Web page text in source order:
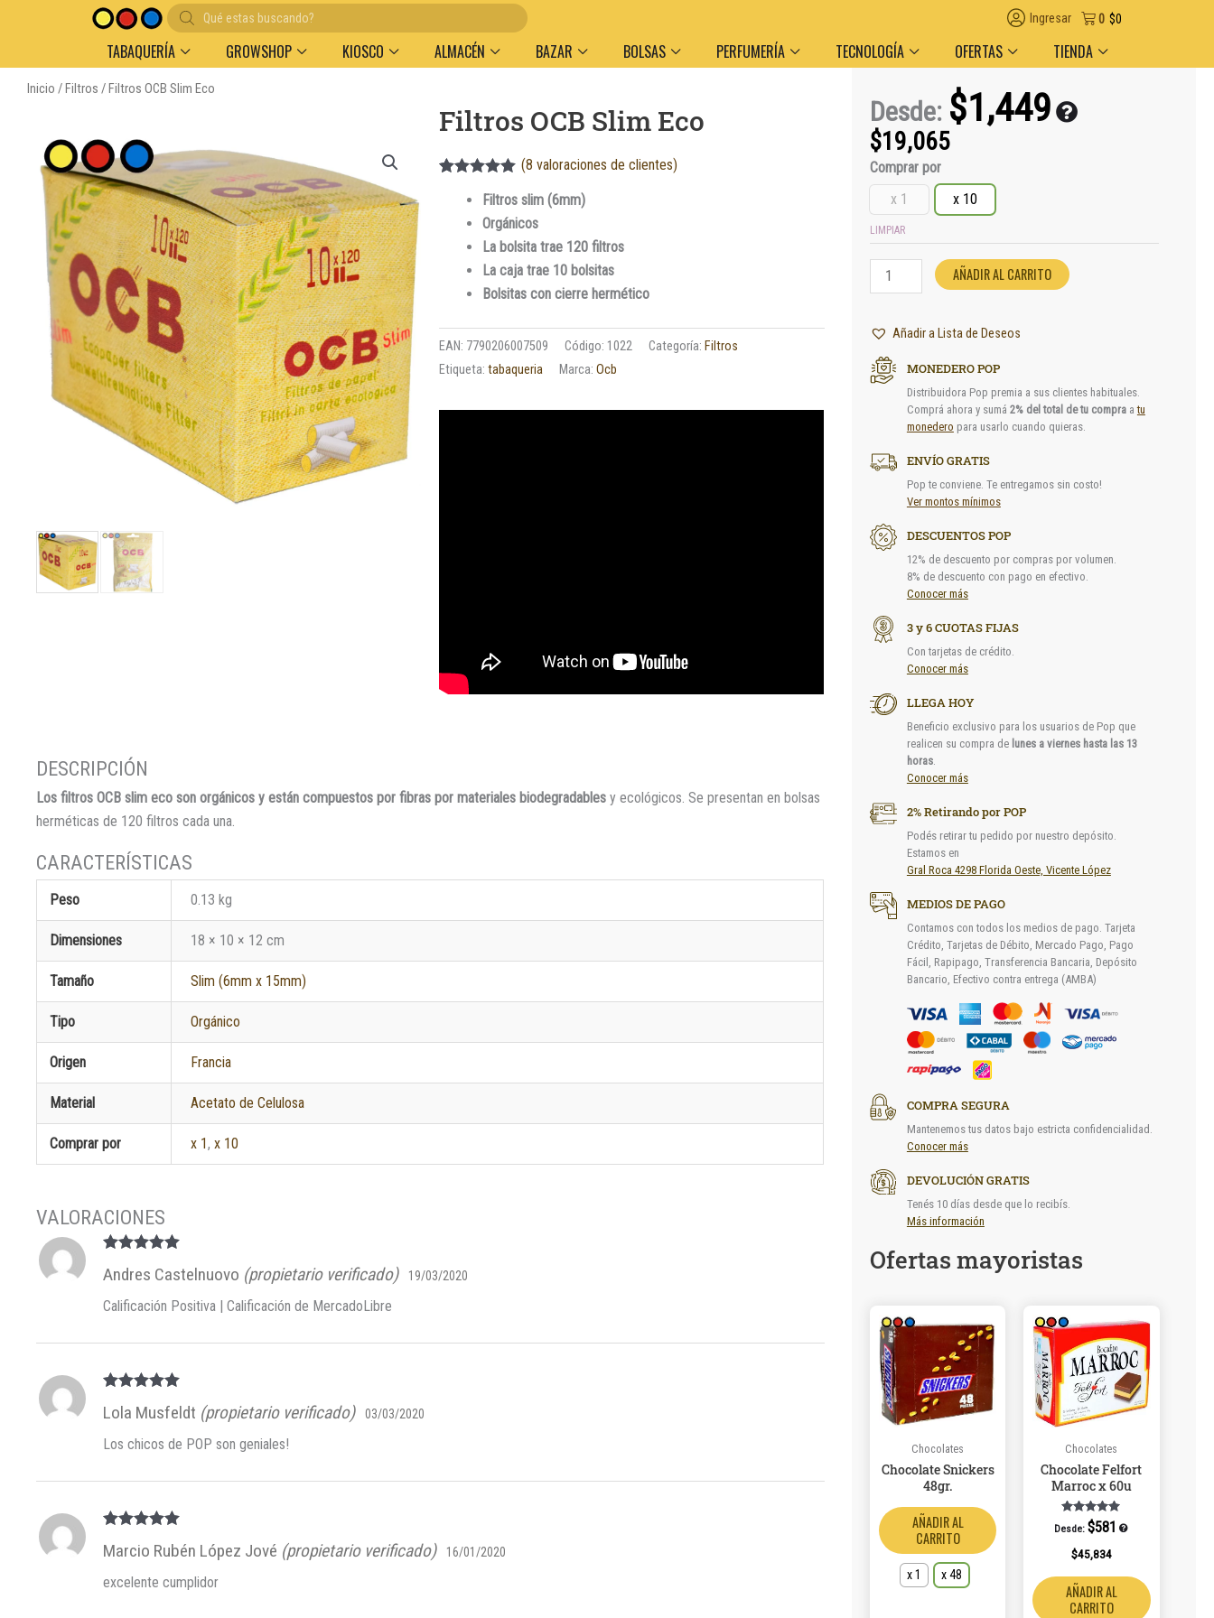
Búsqueda
de
productos
Descuento por volumen y medio de pago
$0
0
Ingresar
TABAQUERÍA GROWSHOP KIOSCO ALMACÉN BAZAR BOLSAS PERFUMERÍA TECNOLOGÍA OFERTAS TIENDA
Inicio /Filtros / Filtros OCB Slim Eco
Filtros OCB Slim Eco
sobre
5 basado en
puntuaciones
de clientes
(8 valoraciones de clientes)
Filtros slim (6mm)
Orgánicos
La bolsita trae 120 filtros
La caja trae 10 bolsitas
Bolsitas con cierre hermético
EAN: 7790206007509 Código: 1022 Categoría: Filtros
Etiqueta: tabaqueria Marca:Ocb
Los filtros OCB slim eco son orgánicos y están compuestos por fibras por materiales biodegradables y ecológicos. Se presentan en bolsas
herméticas de 120 filtros cada una.
Peso 0.13 kg
Dimensiones 18 × 10 × 12 cm
Tamaño Slim (6mm x 15mm)
Tipo Orgánico
Origen Francia
Material Acetato de Celulosa
Comprar por x 1,x 10
5de 5
Andres Castelnuovo (propietario verificado) 19/03/2020
Calificación Positiva | Calificación de MercadoLibre
5de 5
Lola Musfeldt (propietario verificado) 03/03/2020
Los chicos de POP son geniales!
5de 5
Marcio Rubén López Jové (propietario verificado) 16/01/2020
excelente cumplidor
Desde: $1,449
$19,065
Comprar por
x 1
x 10
LIMPIAR
Filtros
OCB
Slim
cantidad
AÑADIR AL CARRITO
Añadir a Lista de Deseos
MONEDERO POP
Distribuidora Pop premia a sus clientes habituales.
Comprá ahora y sumá 2% del total de tu compraatu
monedero para usarlo cuando quieras.
ENVÍO GRATIS
Pop te conviene. Te entregamos sin costo!
Ver montos mínimos
DESCUENTOS POP
12% de descuento por compras por volumen.
8% de descuento con pago en efectivo.
Conocer más
3 y 6 CUOTAS FIJAS
Con tarjetas de crédito.
Conocer más
LLEGA HOY
Beneficio exclusivo para los usuarios de Pop que
realicen su compra de lunes a viernes hasta las 13
horas.
Conocer más
2% Retirando por POP
Podés retirar tu pedido por nuestro depósito.
Estamos en
Gral Roca 4298 Florida Oeste, Vicente López
MEDIOS DE PAGO
Contamos con todos los medios de pago. Tarjeta
Crédito, Tarjetas de Débito, Mercado Pago, Pago
Fácil, Rapipago, Transferencia Bancaria, Depósito
Bancario, Efectivo contra entrega (AMBA)
COMPRA SEGURA
Mantenemos tus datos bajo estricta confidencialidad.
Conocer más
DEVOLUCIÓN GRATIS
Tenés 10 días desde que lo recibís.
Más información
Ofertas mayoristas
Chocolates
Chocolate Snickers
48gr.
AÑADIR AL
CARRITO
producto
múltiples
variantes.
la
producto
x 1 x 48
Chocolates
Chocolate Felfort
Marroc x 60u
Valorado en
5.00
Desde:$581
$45,834
AÑADIR AL
CARRITO